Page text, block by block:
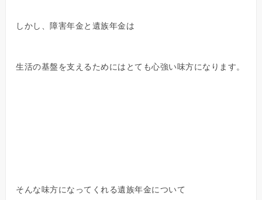
しかし、障害年金と遺族年金は
生活の基盤を支えるためにはとても心強い味方になります。
そんな味方になってくれる遺族年金について